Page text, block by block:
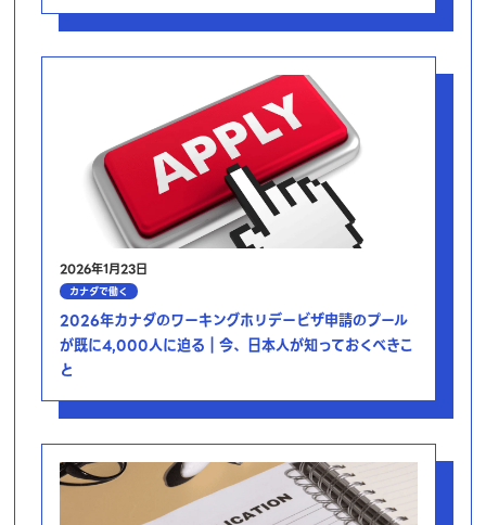
2026年1月23日
カナダで働く
2026年カナダのワーキングホリデービザ申請のプール
が既に4,000人に迫る｜今、日本人が知っておくべきこ
と